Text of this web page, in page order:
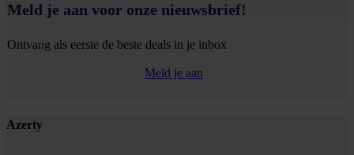
Meld je aan voor onze nieuwsbrief!
Ontvang als eerste de beste deals in je inbox
Meld je aan
Footer
Azerty